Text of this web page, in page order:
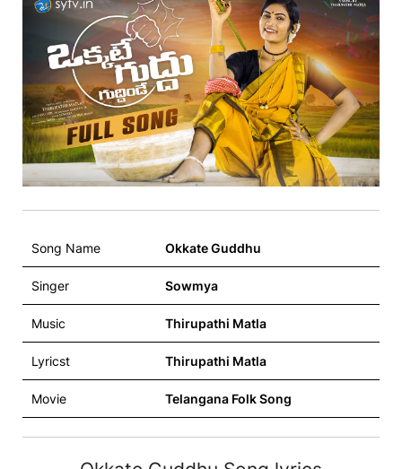
Song Name Okkate Guddhu
Singer Sowmya
Music Thirupathi Matla
Lyricst Thirupathi Matla
Movie Telangana Folk Song